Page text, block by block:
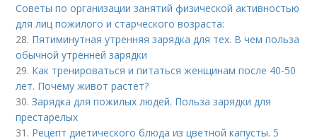
Советы по организации занятий физической активностью
для лиц пожилого и старческого возраста:
28. Пятиминутная утренняя зарядка для тех. В чем польза
обычной утренней зарядки
29. Как тренироваться и питаться женщинам после 40-50
лет. Почему живот растет?
30.Зарядка для пожилых людей. Польза зарядки для
престарелых
31. Рецепт диетического блюда из цветной капусты. 5